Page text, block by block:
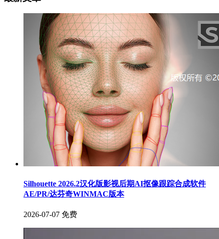
Silhouette 2026.2汉化版影视后期AI抠像跟踪合成软件
AE/PR/达芬奇WINMAC版本
2026-07-07 免费